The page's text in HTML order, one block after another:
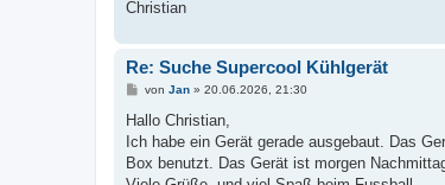
Christian
Re: Suche Supercool Kühlgerät
B
i
r
a
von Jan» 20.06.2026, 21:30
Hallo Christian,
Ich habe ein Gerät gerade ausgebaut. Das
Box benutzt. Das Gerät ist morgen